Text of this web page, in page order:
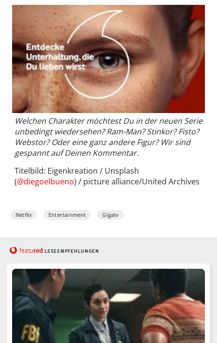
Welchen Charakter möchtest Du in der neuen Serie
unbedingt wiedersehen? Ram-Man? Stinkor? Fisto?
Webstor? Oder eine ganz andere Figur? Wir sind
gespannt auf Deinen Kommentar.
Titelbild: Eigenkreation / Unsplash
(@diegoelbueno) / picture alliance/United Archives
Netflix Entertainment Gigatv
featured LESEEMPFEHLUNGEN